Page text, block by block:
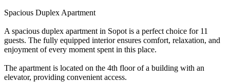
Spacious Duplex Apartment
A spacious duplex apartment in Sopot is a perfect choice for 11
guests. The fully equipped interior ensures comfort, relaxation, and
enjoyment of every moment spent in this place.
The apartment is located on the 4th floor of a building with an
elevator, providing convenient access.